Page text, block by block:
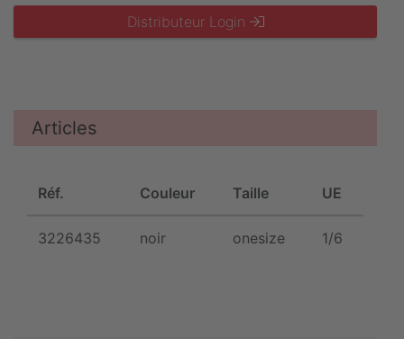
Distributeur Login
Articles
Réf. Couleur Taille UE
3226435 noir onesize 1/6